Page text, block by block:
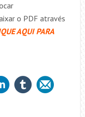
o PDF através
AQUI PARA